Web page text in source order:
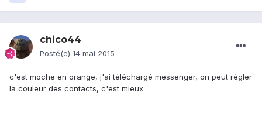
chico44
Posté(e) 14 mai 2015
c'est moche en orange, j'ai téléchargé messenger, on peut régler
la couleur des contacts, c'est mieux